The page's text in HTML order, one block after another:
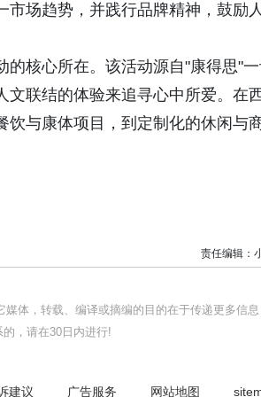
场趋势，并践行品牌精神，鼓励人
核心所在。该活动源自"康得思"一
文联结的体验来追寻心中所爱。在
饮与康体项目，到定制化的休闲与
责任编辑：
体，转载、编译或摘编的目的在于传递更多信息
，请在30日内进行!
建议 广告服务 网站地图